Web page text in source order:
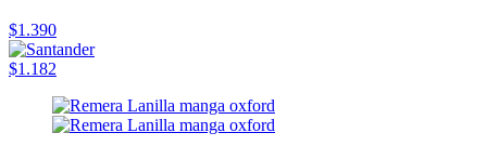
$1.390
$1.182